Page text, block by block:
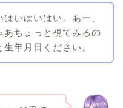
いはいはい。あー、
あちょっと視てみるの
年月日ください。